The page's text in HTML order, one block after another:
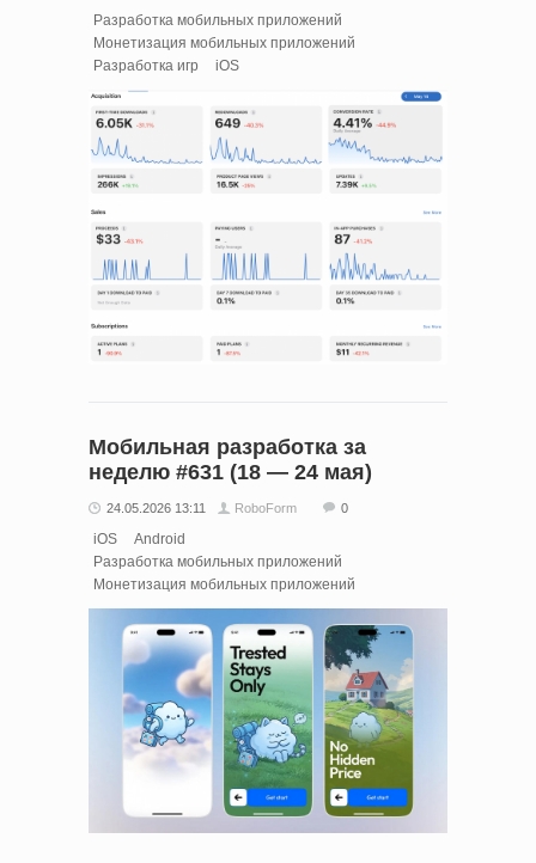
Разработка мобильных приложений
Монетизация мобильных приложений
Разработка игр
iOS
Мобильная разработка за
неделю #631 (18 — 24 мая)
24.05.2026 13:11 RoboForm 0
iOS
Android
Разработка мобильных приложений
Монетизация мобильных приложений